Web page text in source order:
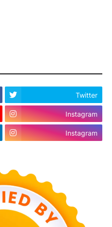
Twitter
Instagram
Instagram